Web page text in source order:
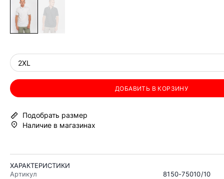
2XL
ДОБАВИТЬ В КОРЗИНУ
Подобрать размер
Наличие в магазинах
ХАРАКТЕРИСТИКИ
Артикул
8150-75010/10